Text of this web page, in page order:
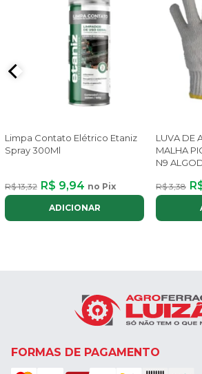
Limpa Contato Elétrico Etaniz
Spray 300Ml
R$ 13,32 R$ 9,94 no Pix
ADICIONAR
LUVA DE
MALHA
N9
R$ 3,38
FORMAS DE PAGAMENTO